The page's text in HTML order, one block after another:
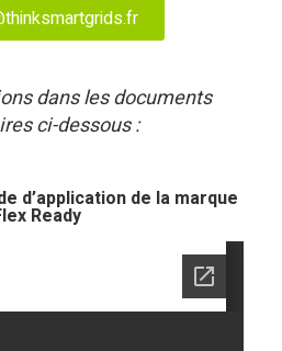
dans les documents
ci-dessous :
d’application de la marque
Ready